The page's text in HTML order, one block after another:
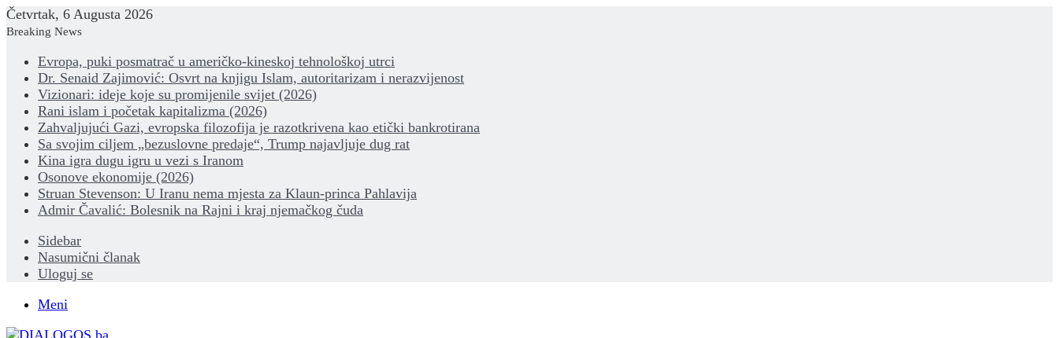
Četvrtak, 6 Augusta 2026
Breaking News
Evropa, puki posmatrač u američko-kineskoj tehnološkoj utrci
Dr. Senaid Zajimović: Osvrt na knjigu Islam, autoritarizam i nerazvijenost
Vizionari: ideje koje su promijenile svijet (2026)
Rani islam i početak kapitalizma (2026)
Zahvaljujući Gazi, evropska filozofija je razotkrivena kao etički bankrotirana
Sa svojim ciljem „bezuslovne predaje“, Trump najavljuje dug rat
Kina igra dugu igru u vezi s Iranom
Osonove ekonomije (2026)
Struan Stevenson: U Iranu nema mjesta za Klaun-princa Pahlavija
Admir Čavalić: Bolesnik na Rajni i kraj njemačkog čuda
Sidebar
Nasumični članak
Uloguj se
Meni